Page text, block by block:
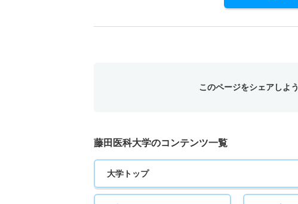
このページをシェアしよう
藤田医科大学のコンテンツ一覧
大学トップ